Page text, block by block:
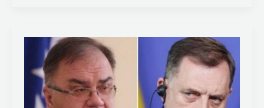
se
Mladena
Ivanića: